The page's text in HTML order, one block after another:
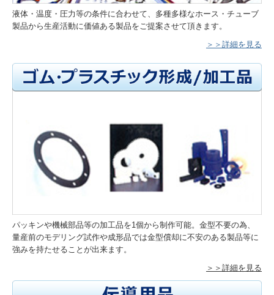
液体・温度・圧力等の条件に合わせて、多種多様なホース・チューブ
製品から生産活動に価値ある製品をご提案させて頂きます。
＞＞詳細を見る
パッキンや機械部品等の加工品を1個から制作可能。金型不要の為、
量産前のモデリング試作や成形品では金型償却に不安のある製品等に
強みを持たせることが出来ます。
＞＞詳細を見る